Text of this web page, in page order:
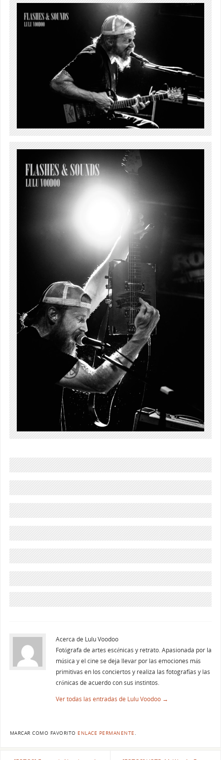
Acerca de Lulu Voodoo
Fotógrafa de artes escénicas y retrato. Apasionada por la
música y el cine se deja llevar por las emociones más
primitivas en los conciertos y realiza las fotografías y las
crónicas de acuerdo con sus instintos.
Ver todas las entradas de Lulu Voodoo →
MARCAR COMO FAVORITO ENLACE PERMANENTE.